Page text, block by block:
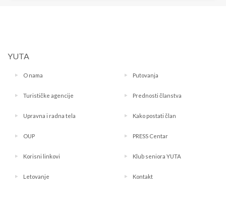
YUTA
O nama Putovanja
Turističke agencije Prednosti članstva
Upravna i radna tela Kako postati član
OUP PRESS Centar
Korisni linkovi Klub seniora YUTA
Letovanje Kontakt